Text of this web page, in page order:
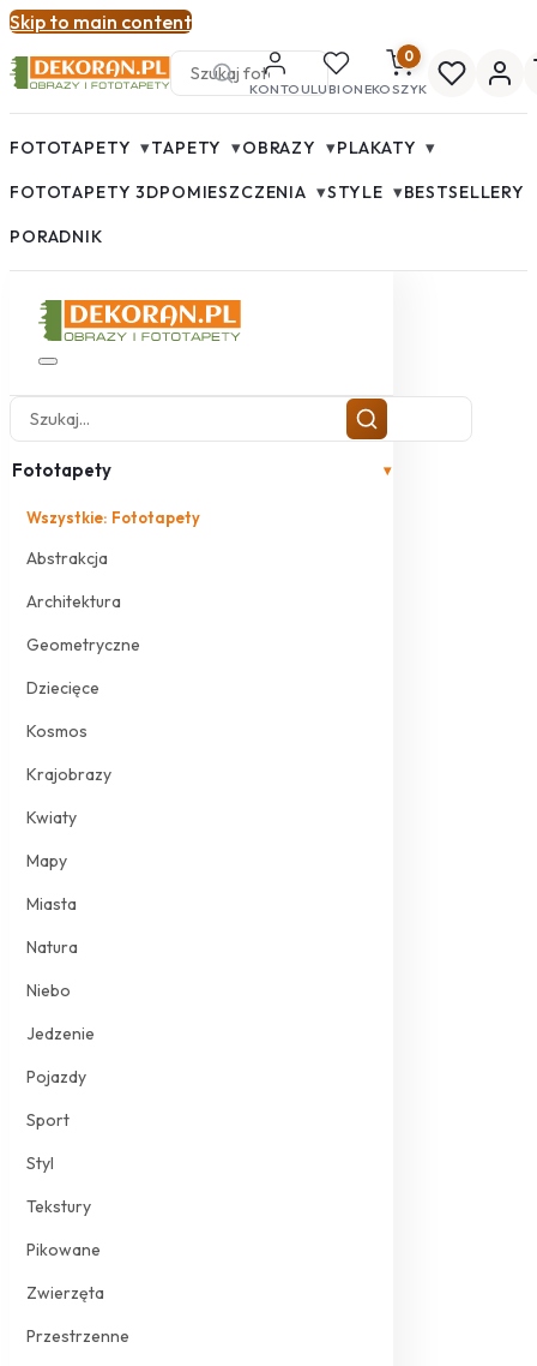
Skip to main content
KONTOULUBIONE
0
KOSZYK
FOTOTAPETY ▾TAPETY ▾OBRAZY ▾PLAKATY ▾
FOTOTAPETY 3DPOMIESZCZENIA ▾STYLE ▾BESTSELLERY
PORADNIK
Fototapety ▾
Wszystkie: Fototapety
Abstrakcja
Architektura
Geometryczne
Dziecięce
Kosmos
Krajobrazy
Kwiaty
Mapy
Miasta
Natura
Niebo
Jedzenie
Pojazdy
Sport
Styl
Tekstury
Pikowane
Zwierzęta
Przestrzenne